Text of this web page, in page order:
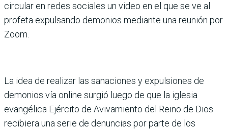
circular en redes sociales un video en el que se ve al
profeta expulsando demonios mediante una reunión por
Zoom.
La idea de realizar las sanaciones y expulsiones de
demonios vía online surgió luego de que la iglesia
evangélica Ejército de Avivamiento del Reino de Dios
recibiera una serie de denuncias por parte de los